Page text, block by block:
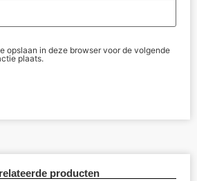
opslaan in deze browser voor de volgende
plaats.
producten